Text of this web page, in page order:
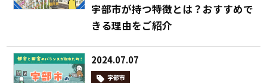
宇部市が持つ特徴とは？おすすめで
きる理由をご紹介
2024.07.07
宇部市